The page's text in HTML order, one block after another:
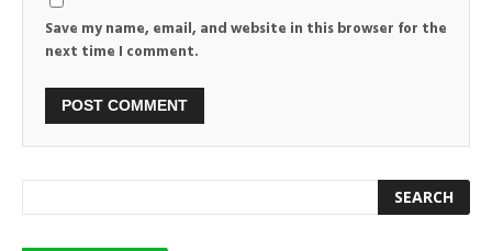
Save my name, email, and website in this browser for the
next time I comment.